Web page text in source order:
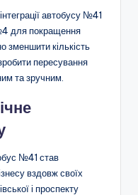
автобусу №41
для покращення
зменшити кількість
пересування
та зручним.
№41 став
вздовж своїх
і проспекту